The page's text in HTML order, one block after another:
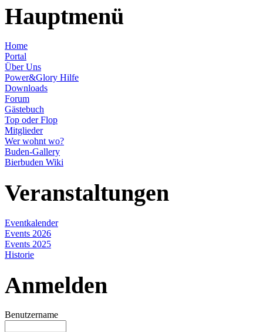
Hauptmenü
Home
Portal
Über Uns
Power&Glory Hilfe
Downloads
Forum
Gästebuch
Top oder Flop
Mitglieder
Wer wohnt wo?
Buden-Gallery
Bierbuden Wiki
Veranstaltungen
Eventkalender
Events 2026
Events 2025
Historie
Anmelden
Benutzername